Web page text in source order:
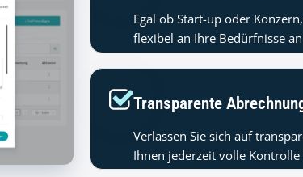
Egal ob Start-up oder
flexibel an Ihre Bedürfnisse
Transparente
Verlassen Sie sich auf
Ihnen jederzeit volle